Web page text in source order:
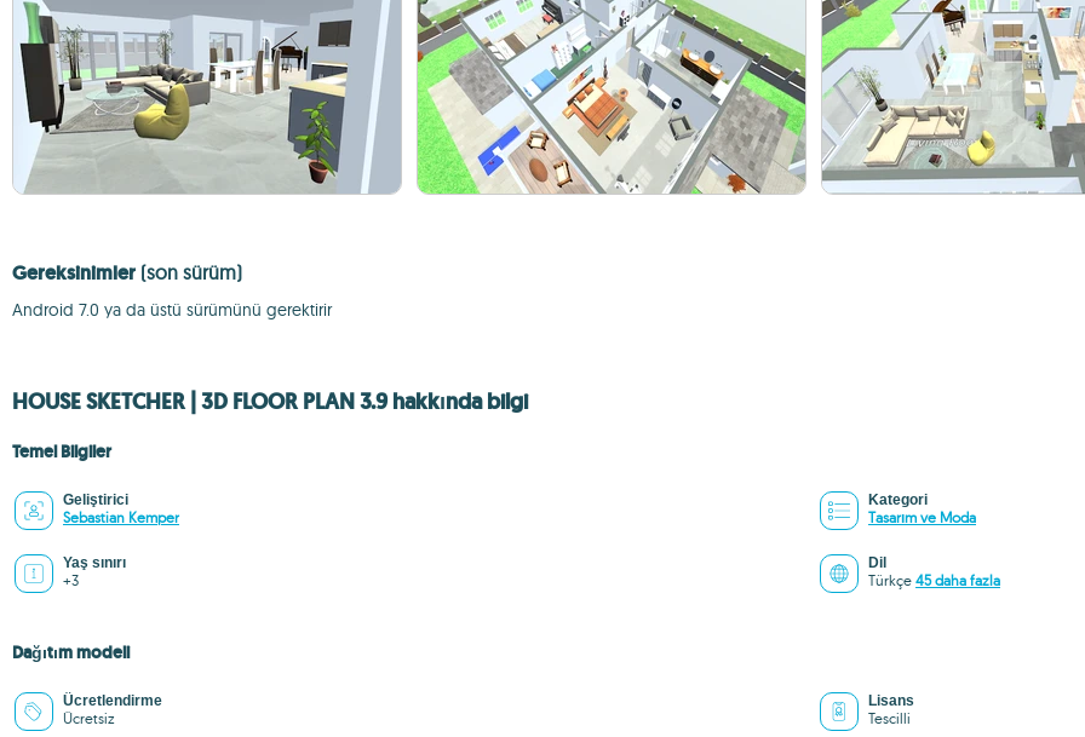
Gereksinimler (son sürüm)
Android 7.0 ya da üstü sürümünü gerektirir
HOUSE SKETCHER | 3D FLOOR PLAN 3.9 hakkında bilgi
Temel Bilgiler
Geliştirici
Sebastian Kemper
Kategori
Tasarım ve Moda
Yaş sınırı
+3
Dil
Türkçe 45 daha fazla
Dağıtım modeli
Ücretlendirme
Ücretsiz
Lisans
Tescilli